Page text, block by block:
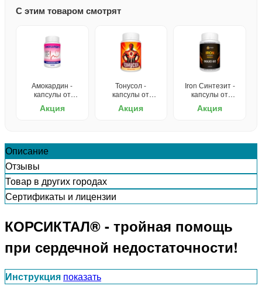
С этим товаром смотрят
Амокардин -
капсулы от
Акция
Тонусол -
капсулы от
Акция
Iron Синтезит -
капсулы от
Акция
Описание
Отзывы
Товар в других городах
Сертификаты и лицензии
КОРСИКТАЛ® - тройная помощь
при сердечной недостаточности!
Инструкция показать